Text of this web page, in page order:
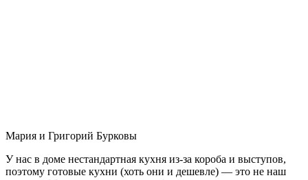
Мария и Григорий Бурковы
У нас в доме нестандартная кухня из-за короба и выступов,
поэтому готовые кухни (хоть они и дешевле) — это не наш